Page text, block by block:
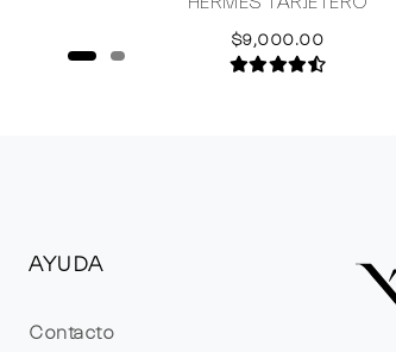
$9,000.00
AYUDA
Contacto